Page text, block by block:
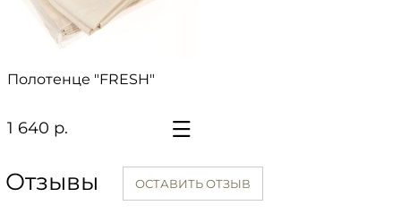
Полотенце "FRESH"
1 640 р.
Отзывы ОСТАВИТЬ ОТЗЫВ